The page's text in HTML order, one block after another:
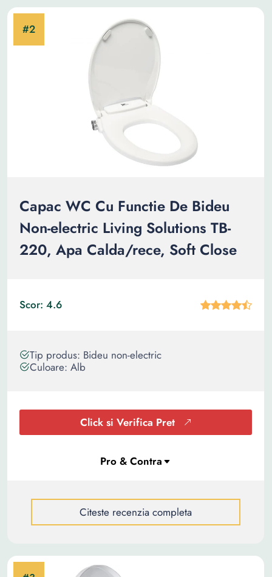
Capac WC Cu Functie De Bideu
Non-electric Living Solutions TB-
220, Apa Calda/rece, Soft Close
Scor: 4.6
Tip produs: Bideu non-electric
Culoare: Alb
Click si Verifica Pret
Citeste recenzia completa